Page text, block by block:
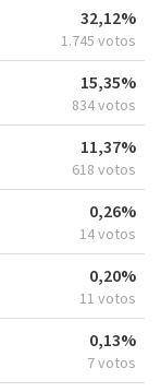
32,12%
1.745 votos
15,35%
834 votos
11,37%
618 votos
0,26%
14 votos
0,20%
11 votos
0,13%
7 votos